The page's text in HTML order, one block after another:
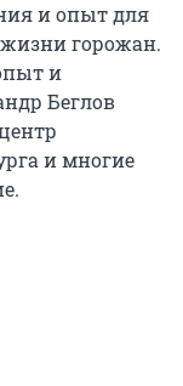
и опыт для
горожан.
и
Беглов
и многие